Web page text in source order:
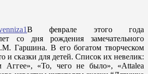
В феврале этого года
со дня рождения замечательного
Гаршина. В его богатом творческом
и сказки для детей. Список их невелик:
Аггее», «То, чего не было», «Attalea